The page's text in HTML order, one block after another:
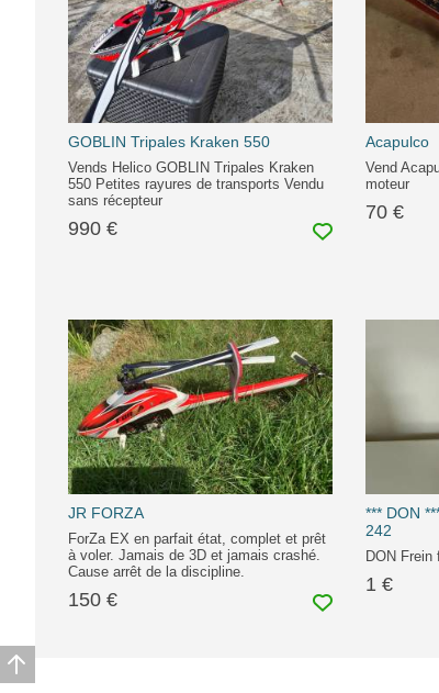
GOBLIN Tripales Kraken 550
Vends Helico GOBLIN Tripales Kraken
550 Petites rayures de transports Vendu
sans récepteur
990 €
Acapulco
Vend
moteur
70 €
JR FORZA
ForZa EX en parfait état, complet et prêt
à voler. Jamais de 3D et jamais crashé.
Cause arrêt de la discipline.
150 €
*** DON
242
DON
1 €